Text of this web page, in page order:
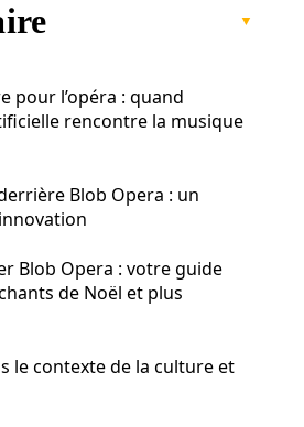
pour l’opéra : quand
rencontre la musique
Blob Opera : un
Blob Opera : votre guide
de Noël et plus
le contexte de la culture et